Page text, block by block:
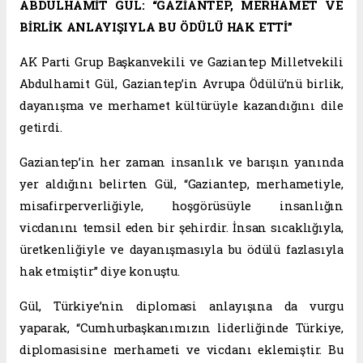
ABDÜLHAMİT GÜL: “GAZİANTEP, MERHAMET VE
BİRLİK ANLAYIŞIYLA BU ÖDÜLÜ HAK ETTİ”
AK Parti Grup Başkanvekili ve Gaziantep Milletvekili
Abdulhamit Gül, Gaziantep’in Avrupa Ödülü’nü birlik,
dayanışma ve merhamet kültürüyle kazandığını dile
getirdi.
Gaziantep’in her zaman insanlık ve barışın yanında
yer aldığını belirten Gül, “Gaziantep, merhametiyle,
misafirperverliğiyle, hoşgörüsüyle insanlığın
vicdanını temsil eden bir şehirdir. İnsan sıcaklığıyla,
üretkenliğiyle ve dayanışmasıyla bu ödülü fazlasıyla
hak etmiştir” diye konuştu.
Gül, Türkiye’nin diplomasi anlayışına da vurgu
yaparak, “Cumhurbaşkanımızın liderliğinde Türkiye,
diplomasisine merhameti ve vicdanı eklemiştir. Bu